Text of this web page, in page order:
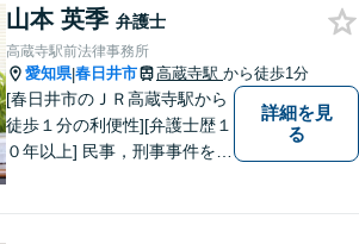
山本 英季 弁護士
高蔵寺駅前法律事務所
愛知県|春日井市 高蔵寺駅 から徒歩1分
[春日井市のＪＲ高蔵寺駅から
徒歩１分の利便性][弁護士歴１
０年以上] 民事，刑事事件を問
詳細を見
る